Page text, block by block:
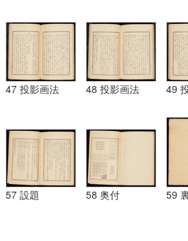
47 投影画法 48 投影画法 49
57 設題 58 奥付 59